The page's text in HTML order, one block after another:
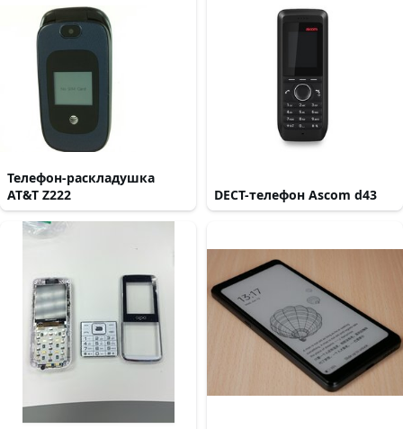
Телефон-раскладушка
AT&T Z222
DECT-телефон Ascom d43